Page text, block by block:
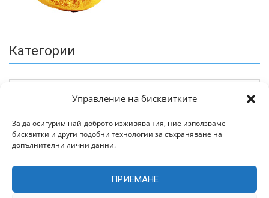
Управление на бисквитките
За да осигурим най-доброто изживявания, ние използваме
бисквитки и други подобни технологии за съхраняване на
допълнителни лични данни.
ПРИЕМАНЕ
Категории
Архив